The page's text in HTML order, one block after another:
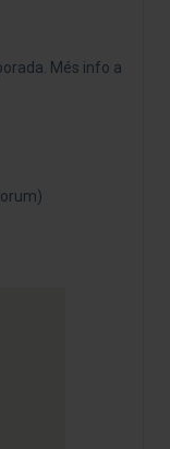
Més info a